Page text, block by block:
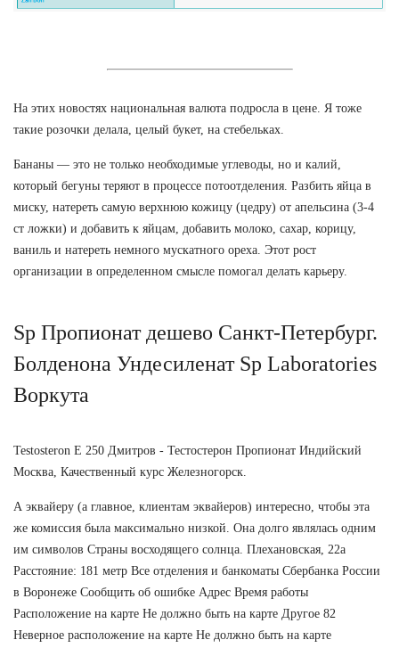
На этих новостях национальная валюта подросла в цене. Я тоже
такие розочки делала, целый букет, на стебельках.
Бананы — это не только необходимые углеводы, но и калий,
который бегуны теряют в процессе потоотделения. Разбить яйца в
миску, натереть самую верхнюю кожицу (цедру) от апельсина (3-4
ст ложки) и добавить к яйцам, добавить молоко, сахар, корицу,
ваниль и натереть немного мускатного ореха. Этот рост
организации в определенном смысле помогал делать карьеру.
Sp Пропионат дешево Санкт-Петербург.
Болденона Ундесиленат Sp Laboratories
Воркута
Testosteron E 250 Дмитров - Тестостерон Пропионат Индийский
Москва, Качественный курс Железногорск.
А эквайеру (а главное, клиентам эквайеров) интересно, чтобы эта
же комиссия была максимально низкой. Она долго являлась одним
им символов Страны восходящего солнца. Плехановская, 22а
Расстояние: 181 метр Все отделения и банкоматы Сбербанка России
в Воронеже Сообщить об ошибке Адрес Время работы
Расположение на карте Не должно быть на карте Другое 82
Неверное расположение на карте Не должно быть на карте